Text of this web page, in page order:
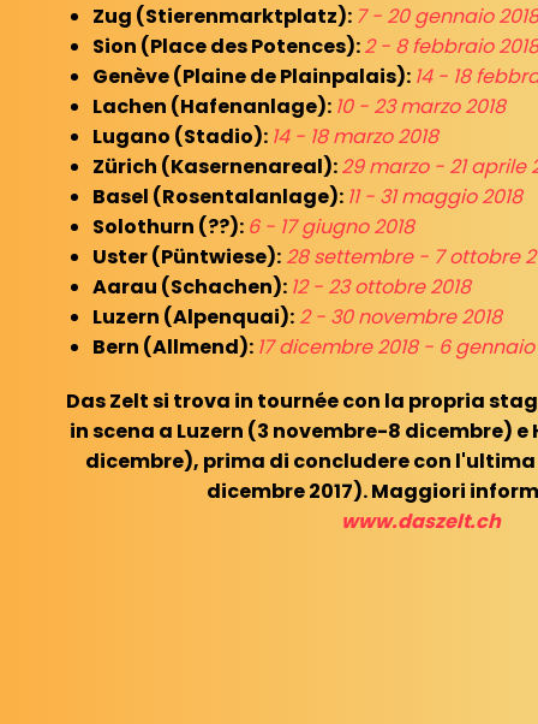
Zug (Stierenmarktplatz): 7 - 20 gennaio 2018
Sion (Place des Potences):2 - 8 febbraio 2018
Genève (Plaine de Plainpalais): 14 - 18
Lachen (Hafenanlage): 10 - 23 marzo 2018
Lugano (Stadio): 14 - 18 marzo 2018
Zürich (Kasernenareal):29 marzo - 21 aprile
Basel (Rosentalanlage): 11 - 31 maggio 2018
Solothurn (??): 6 - 17 giugno 2018
Uster (Püntwiese): 28 settembre - 7 ottobre
Aarau (Schachen): 12 - 23 ottobre 2018
Luzern (Alpenquai): 2 - 30 novembre 2018
Bern (Allmend): 17 dicembre 2018 - 6 gennaio
Das Zelt si trova in tournée con la propria
in scena a Luzern (3 novembre-8 dicembre) e
dicembre), prima di concludere con l'ultima
dicembre 2017). Maggiori
www.daszelt.ch